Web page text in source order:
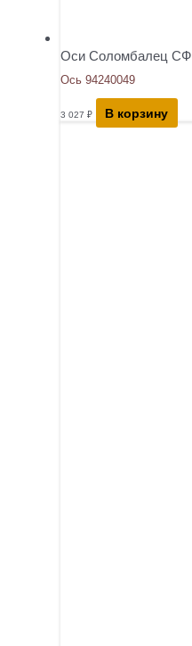
Оси Соломбалец СФ
Ось 94240049
3 027 ₽ В корзину